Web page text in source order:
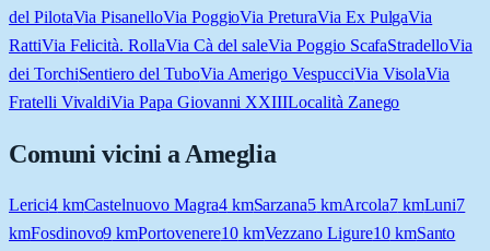
del PilotaVia PisanelloVia PoggioVia PreturaVia Ex PulgaVia
RattiVia Felicità. RollaVia Cà del saleVia Poggio ScafaStradelloVia
dei TorchiSentiero del TuboVia Amerigo VespucciVia VisolaVia
Fratelli VivaldiVia Papa Giovanni XXIIILocalità Zanego
Comuni vicini aAmeglia
Lerici4kmCastelnuovo Magra4kmSarzana5 kmArcola7kmLuni7
kmFosdinovo9 kmPortovenere10kmVezzano Ligure10kmSanto